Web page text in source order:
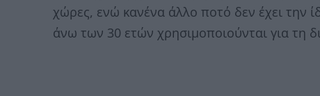
χώρες, ενώ κανένα άλλο ποτό δεν έχει την
άνω των 30 ετών χρησιμοποιούνται για τη